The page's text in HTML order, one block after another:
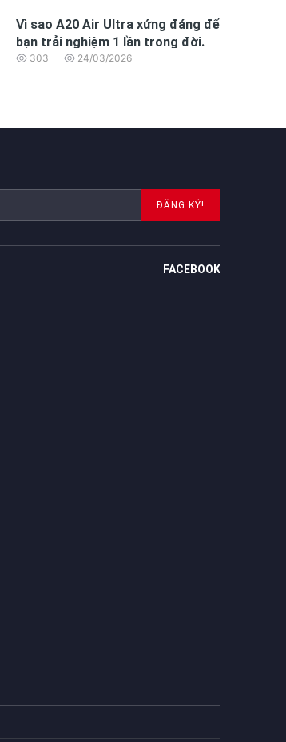
Vì sao A20 Air Ultra xứng đáng để
bạn trải nghiệm 1 lần trong đời.
303 24/03/2026
ĐĂNG KÝ!
FACEBOOK